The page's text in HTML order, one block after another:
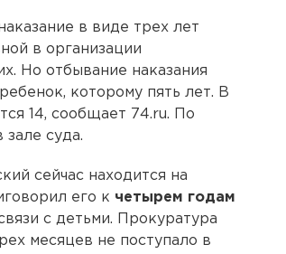
в виде трех лет
в организации
Но отбывание наказания
которому пять лет. В
14, сообщает 74.ru. По
суда.
сейчас находится на
его к четырем годам
с детьми. Прокуратура
месяцев не поступало в